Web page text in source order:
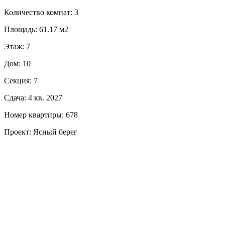
Количество комнат: 3
Площадь: 61.17 м2
Этаж: 7
Дом: 10
Секция: 7
Сдача: 4 кв. 2027
Номер квартиры: 678
Проект: Ясный берег